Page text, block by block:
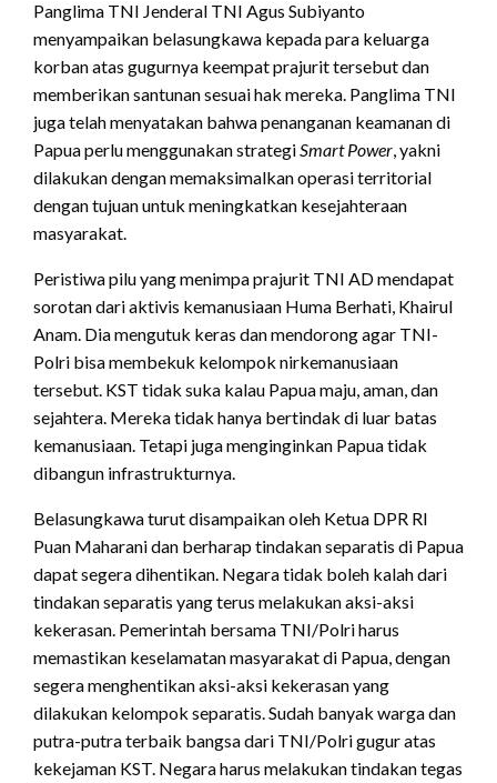
Panglima TNI Jenderal TNI Agus Subiyanto
menyampaikan belasungkawa kepada para keluarga
korban atas gugurnya keempat prajurit tersebut dan
memberikan santunan sesuai hak mereka. Panglima TNI
juga telah menyatakan bahwa penanganan keamanan di
Papua perlu menggunakan strategiSmart Power, yakni
dilakukan dengan memaksimalkan operasi territorial
dengan tujuan untuk meningkatkan kesejahteraan
masyarakat.
Peristiwa pilu yang menimpa prajurit TNI AD mendapat
sorotan dari aktivis kemanusiaan Huma Berhati, Khairul
Anam. Dia mengutuk keras dan mendorong agar TNI-
Polri bisa membekuk kelompok nirkemanusiaan
tersebut. KST tidak suka kalau Papua maju, aman, dan
sejahtera. Mereka tidak hanya bertindak di luar batas
kemanusiaan. Tetapi juga menginginkan Papua tidak
dibangun infrastrukturnya.
Belasungkawa turut disampaikan oleh Ketua DPR RI
Puan Maharani dan berharap tindakan separatis di Papua
dapat segera dihentikan. Negara tidak boleh kalah dari
tindakan separatis yang terus melakukan aksi-aksi
kekerasan. Pemerintah bersama TNI/Polri harus
memastikan keselamatan masyarakat di Papua, dengan
segera menghentikan aksi-aksi kekerasan yang
dilakukan kelompok separatis. Sudah banyak warga dan
putra-putra terbaik bangsa dari TNI/Polri gugur atas
kekejaman KST. Negara harus melakukan tindakan tegas